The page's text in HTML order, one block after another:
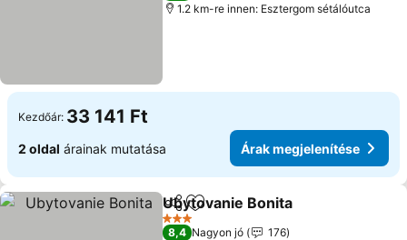
1.2 km-re innen: Esztergom sétálóutca
Kezdőár: 33 141 Ft
2 oldal árainak mutatása Árak megjelenítése
Megosztás
Hozzáadás a kedvencekhez
Ubytovanie Bonita
3 Kategória
8,4 Nagyon jó
176